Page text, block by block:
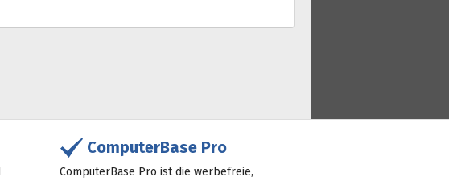
ComputerBase Pro
ComputerBase Pro ist die werbefreie,